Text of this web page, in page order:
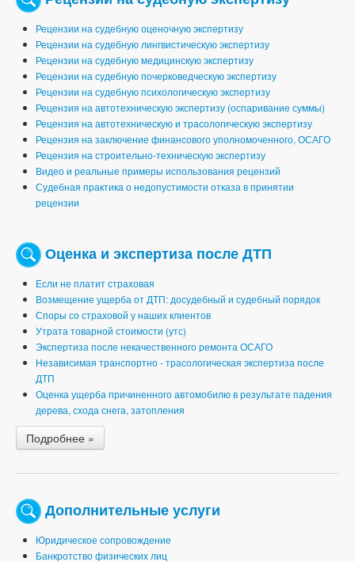
Рецензии на судебную оценочную экспертизу
Рецензии на судебную лингвистическую экспертизу
Рецензии на судебную медицинскую экспертизу
Рецензии на судебную почерковедческую экспертизу
Рецензии на судебную психологическую экспертизу
Рецензия на автотехническую экспертизу (оспаривание суммы)
Рецензия на автотехническую и трасологическую экспертизу
Рецензия на заключение финансового уполномоченного, ОСАГО
Рецензия на строительно-техническую экспертизу
Видео и реальные примеры использования рецензий
Судебная практика о недопустимости отказа в принятии
рецензии
Оценка и экспертиза после ДТП
Если не платит страховая
Возмещение ущерба от ДТП: досудебный и судебный порядок
Споры со страховой у наших клиентов
Утрата товарной стоимости (утс)
Экспертиза после некачественного ремонта ОСАГО
Независимая транспортно - трасологическая экспертиза после
ДТП
Оценка ущерба причиненного автомобилю в результате падения
дерева, схода снега, затопления
Подробнее »
Дополнительные услуги
Юридическое сопровождение
Банкротство физических лиц